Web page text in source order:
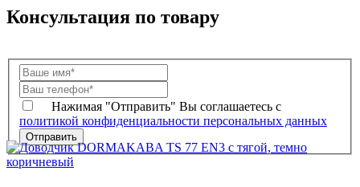
Консультация по товару
Нажимая "Отправить" Вы соглашаетесь с
политикой конфиденциальности персональных данных